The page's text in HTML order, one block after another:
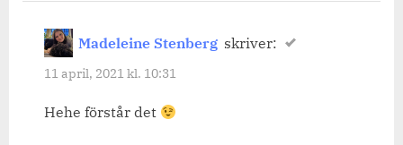
Madeleine Stenberg skriver:
11 april, 2021 kl. 10:31
Hehe förstår det